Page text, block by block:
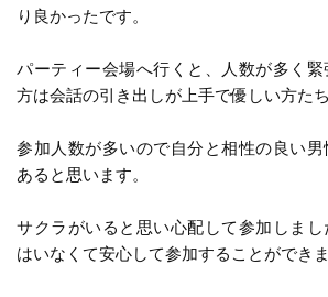
り良かったです。
パーティー会場へ行くと、人数が多く
方は会話の引き出しが上手で優しい方たち
参加人数が多いので自分と相性の良い
あると思います。
サクラがいると思い心配して参加しまし
はいなくて安心して参加することができま